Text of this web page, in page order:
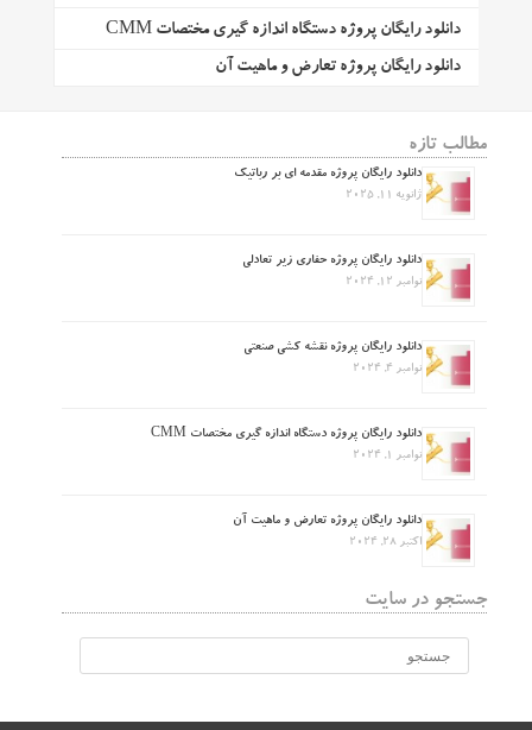
دانلود رایگان پروژه دستگاه اندازه گیری مختصات CMM
دانلود رایگان پروژه تعارض و ماهیت آن
مطالب تازه
دانلود رایگان پروژه مقدمه ای بر رباتیک
ژانویه 11, 2025
دانلود رایگان پروژه حفاری زیر تعادلی
نوامبر 12, 2024
دانلود رایگان پروژه نقشه کشی صنعتی
نوامبر 4, 2024
دانلود رایگان پروژه دستگاه اندازه گیری مختصات CMM
نوامبر 1, 2024
دانلود رایگان پروژه تعارض و ماهیت آن
اکتبر 28, 2024
جستجو در سایت